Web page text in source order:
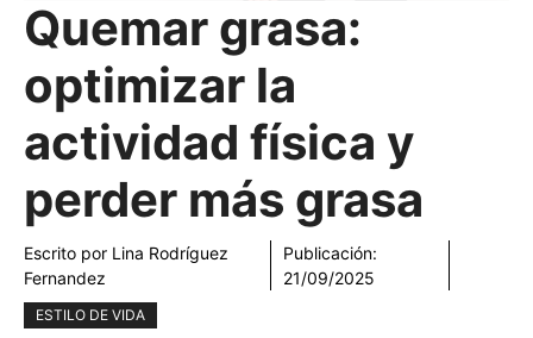
Quemar grasa:
optimizar la
actividad física y
perder más grasa
Escrito por Lina Rodríguez
Fernandez
Publicación:
21/09/2025
ESTILO DE VIDA